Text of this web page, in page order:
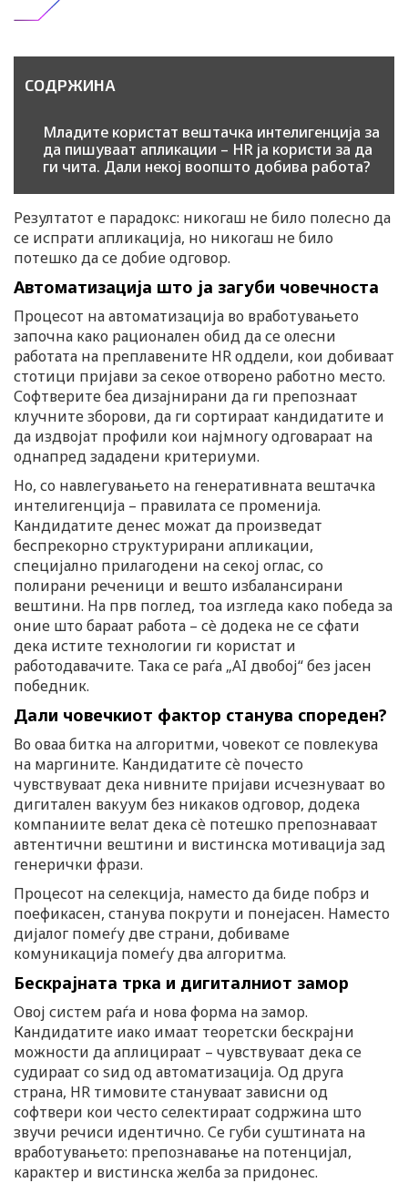
СОДРЖИНА
Младите користат вештачка интелигенција за
да пишуваат апликации – HR ја користи за да
ги чита. Дали некој воопшто добива работа?
Резултатот е парадокс: никогаш не било полесно да
се испрати апликација, но никогаш не било
потешко да се добие одговор.
Автоматизација што ја загуби човечноста
Процесот на автоматизација во вработувањето
започна како рационален обид да се олесни
работата на преплавените HR оддели, кои добиваат
стотици пријави за секое отворено работно место.
Софтверите беа дизајнирани да ги препознаат
клучните зборови, да ги сортираат кандидатите и
да издвојат профили кои најмногу одговараат на
однапред зададени критериуми.
Но, со навлегувањето на генеративната вештачка
интелигенција – правилата се променија.
Кандидатите денес можат да произведат
беспрекорно структурирани апликации,
специјално прилагодени на секој оглас, со
полирани реченици и вешто избалансирани
вештини. На прв поглед, тоа изгледа како победа за
оние што бараат работа – сè додека не се сфати
дека истите технологии ги користат и
работодавачите. Така се раѓа „AI двобој“ без јасен
победник.
Дали човечкиот фактор станува спореден?
Во оваа битка на алгоритми, човекот се повлекува
на маргините. Кандидатите сè почесто
чувствуваат дека нивните пријави исчезнуваат во
дигитален вакуум без никаков одговор, додека
компаниите велат дека сè потешко препознаваат
автентични вештини и вистинска мотивација зад
генерички фрази.
Процесот на селекција, наместо да биде побрз и
поефикасен, станува покрути и понејасен. Наместо
дијалог помеѓу две страни, добиваме
комуникација помеѓу два алгоритма.
Бескрајната трка и дигиталниот замор
Овој систем раѓа и нова форма на замор.
Кандидатите иако имаат теоретски бескрајни
можности да аплицираат – чувствуваат дека се
судираат со ѕид од автоматизација. Од друга
страна, HR тимовите стануваат зависни од
софтвери кои често селектираат содржина што
звучи речиси идентично. Се губи суштината на
вработувањето: препознавање на потенцијал,
карактер и вистинска желба за придонес.